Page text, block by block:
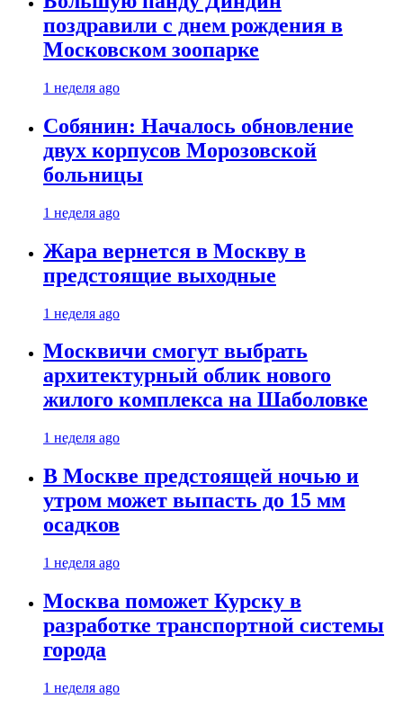
поздравили с днем рождения в
Московском зоопарке
1 неделя ago
Собянин: Началось обновление
двух корпусов Морозовской
больницы
1 неделя ago
Жара вернется в Москву в
предстоящие выходные
1 неделя ago
Москвичи смогут выбрать
архитектурный облик нового
жилого комплекса на Шаболовке
1 неделя ago
В Москве предстоящей ночью и
утром может выпасть до 15 мм
осадков
1 неделя ago
Москва поможет Курску в
разработке транспортной системы
города
1 неделя ago